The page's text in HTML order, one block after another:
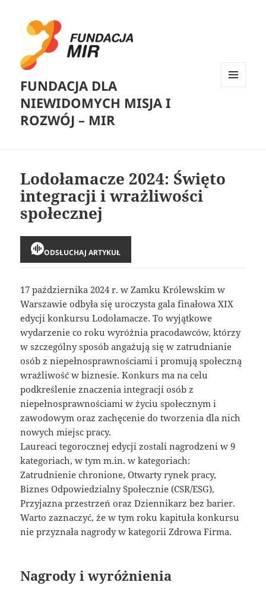
FUNDACJA DLA
NIEWIDOMYCH MISJA I
ROZWÓJ – MIR
Lodołamacze 2024: Święto
integracji i wrażliwości
społecznej
ODSŁUCHAJ ARTYKUŁ
17 października 2024 r. w Zamku Królewskim w
Warszawie odbyła się uroczysta gala finałowa XIX
edycji konkursu Lodołamacze. To wyjątkowe
wydarzenie co roku wyróżnia pracodawców, którzy
w szczególny sposób angażują się w zatrudnianie
osób z niepełnosprawnościami i promują społeczną
wrażliwość w biznesie. Konkurs ma na celu
podkreślenie znaczenia integracji osób z
niepełnosprawnościami w życiu społecznym i
zawodowym oraz zachęcenie do tworzenia dla nich
nowych miejsc pracy.
Laureaci tegorocznej edycji zostali nagrodzeni w 9
kategoriach, w tym m.in. w kategoriach:
Zatrudnienie chronione, Otwarty rynek pracy,
Biznes Odpowiedzialny Społecznie (CSR/ESG),
Przyjazna przestrzeń oraz Dziennikarz bez barier.
Warto zaznaczyć, że w tym roku kapituła konkursu
nie przyznała nagrody w kategorii Zdrowa Firma.
Nagrody i wyróżnienia